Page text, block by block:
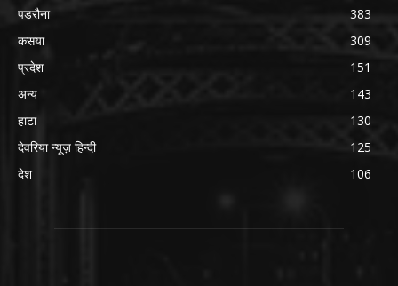
पडरौना
383
कसया
309
प्रदेश
151
अन्य
143
हाटा
130
देवरिया न्यूज़ हिन्दी
125
देश
106